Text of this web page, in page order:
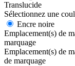
Translucide
Sélectionnez une
Encre noire
Emplacement(s) de
marquage
Emplacement(s) de
de marquage